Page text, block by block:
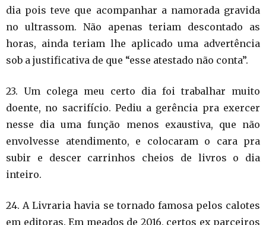
dia pois teve que acompanhar a namorada gravida
no ultrassom. Não apenas teriam descontado as
horas, ainda teriam lhe aplicado uma advertência
sob a justificativa de que “esse atestado não conta”.
23. Um colega meu certo dia foi trabalhar muito
doente, no sacrifício. Pediu a gerência pra exercer
nesse dia uma função menos exaustiva, que não
envolvesse atendimento, e colocaram o cara pra
subir e descer carrinhos cheios de livros o dia
inteiro.
24. A Livraria havia se tornado famosa pelos calotes
em editoras. Em meados de 2016, certos ex parceiros